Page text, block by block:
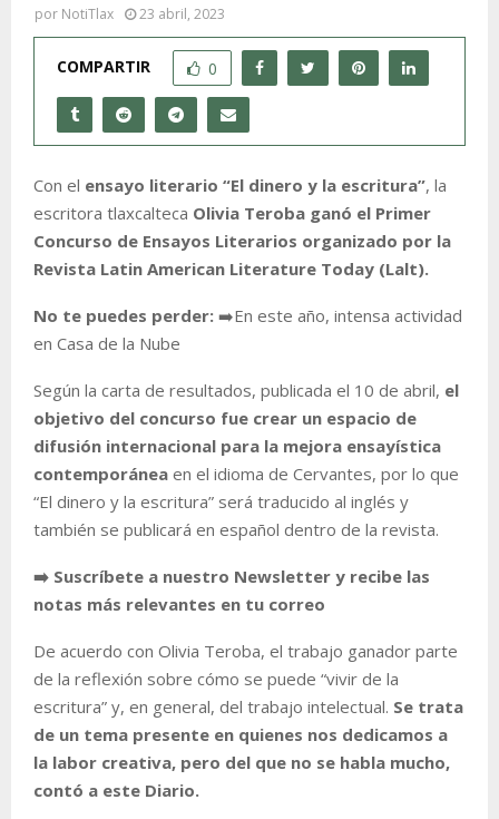
por NotiTlax 23 abril, 2023
COMPARTIR 0
Con el ensayo literario “El dinero y la escritura”, la
escritora tlaxcalteca Olivia Teroba ganó el Primer
Concurso de Ensayos Literarios organizado por la
Revista Latin American Literature Today (Lalt).
No te puedes perder: ➡️En este año, intensa actividad
en Casa de la Nube
Según la carta de resultados, publicada el 10 de abril, el
objetivo del concurso fue crear un espacio de
difusión internacional para la mejora ensayística
contemporánea en el idioma de Cervantes, por lo que
“El dinero y la escritura” será traducido al inglés y
también se publicará en español dentro de la revista.
➡️ Suscríbete a nuestro Newsletter y recibe las
notas más relevantes en tu correo
De acuerdo con Olivia Teroba, el trabajo ganador parte
de la reflexión sobre cómo se puede “vivir de la
escritura” y, en general, del trabajo intelectual. Se trata
de un tema presente en quienes nos dedicamos a
la labor creativa, pero del que no se habla mucho,
contó a este Diario.